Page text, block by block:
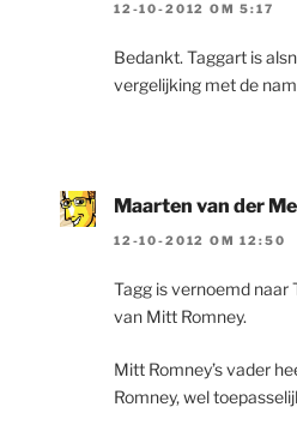
12-10-2012 OM 5:17
Bedankt. Taggart is
vergelijking met de
Maarten van der
12-10-2012 OM 12:50
Tagg is vernoemd naar
van Mitt Romney.
Mitt Romney’s vader
Romney, wel